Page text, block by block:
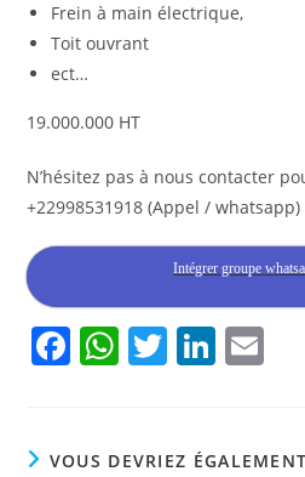
Frein à main électrique,
Toit ouvrant
ect…
19.000.000 HT
N’hésitez pas à nous contacter
+22998531918 (Appel / whatsapp)
Intégrer groupe
F
e
W
s
T
er
Li
e l
VOUS DEVRIEZ